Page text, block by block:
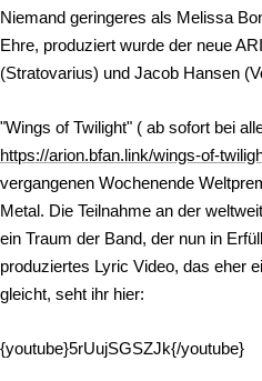
Niemand geringeres als Melissa
Ehre, produziert wurde der neue
(Stratovarius) und Jacob Hansen
"Wings of Twilight" ( ab sofort bei
https://arion.bfan.link/wings-of-
vergangenen Wochenende
Metal. Die Teilnahme an der
ein Traum der Band, der nun in
produziertes Lyric Video, das eher
gleicht, seht ihr hier:
{youtube}5rUujSGSZJk{/youtube}